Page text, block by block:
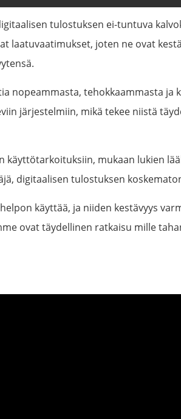
tulostuksen ei-tuntuva
joten ne ovat
nopeammasta, tehokkaammasta ja
järjestelmiin, mikä tekee niistä
mukaan lukien
digitaalisen tulostuksen
käyttää, ja niiden kestävyys
ovat täydellinen ratkaisu mille